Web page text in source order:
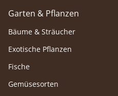
Garten & Pflanzen
Bäume & Sträucher
Exotische Pflanzen
Fische
Gemüsesorten